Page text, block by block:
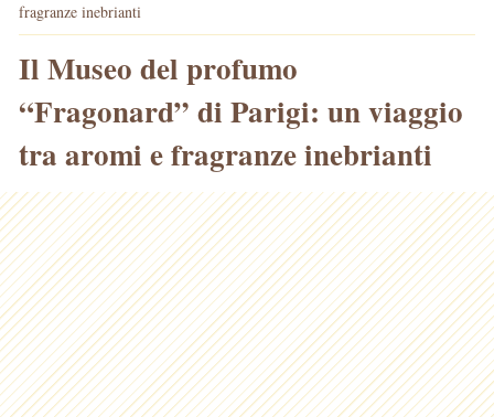
fragranze inebrianti
Il Museo del profumo
“Fragonard” di Parigi: un viaggio
tra aromi e fragranze inebrianti